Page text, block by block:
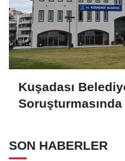
Kuşadası
Soruşturmasında
SON HABERLER